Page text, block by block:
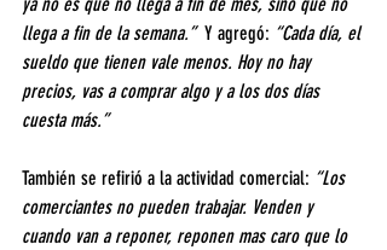
ya no es que no llega a fin de mes, sino que no
llega a fin de la semana.” Y agregó: “Cada día, el
sueldo que tienen vale menos. Hoy no hay
precios, vas a comprar algo y a los dos días
cuesta más.”
También se refirió a la actividad comercial: “Los
comerciantes no pueden trabajar. Venden y
cuando van a reponer, reponen mas caro que lo